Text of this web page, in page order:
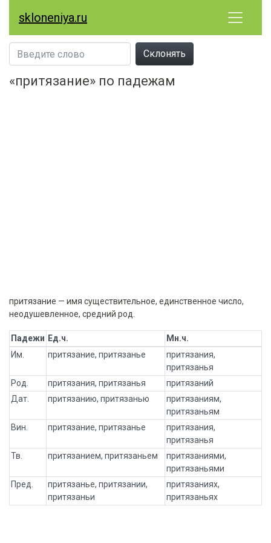
skloneniya.ru
Склонять
«притязание» по падежам
притязание — имя существительное, единственное число,
неодушевленное, средний род.
Падежи Ед.ч.
Мн.ч.
Им.
притязание, притязанье
притязания,
притязанья
Род.
притязания, притязанья
притязаний
Дат.
притязанию, притязанью
притязаниям,
притязаньям
Вин.
притязание, притязанье
притязания,
притязанья
Тв.
притязанием, притязаньем
притязаниями,
притязаньями
Пред.
притязанье, притязании,
притязаньи
притязаниях,
притязаньях